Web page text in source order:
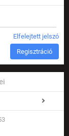
Elfelejtett jelszó
Regisztráció